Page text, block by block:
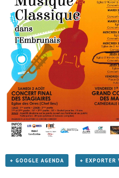
+ GOOGLE AGENDA + EXPORTER